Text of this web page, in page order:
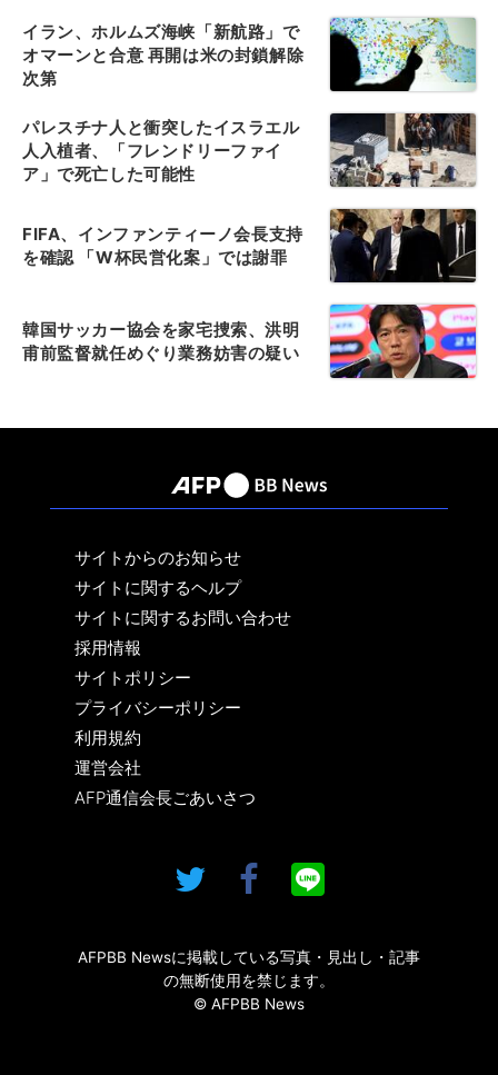
イラン、ホルムズ海峡「新航路」で
オマーンと合意 再開は米の封鎖解除
次第
パレスチナ人と衝突したイスラエル
人入植者、「フレンドリーファイ
ア」で死亡した可能性
FIFA、インファンティーノ会長支持
を確認 「W杯民営化案」では謝罪
韓国サッカー協会を家宅捜索、洪明
甫前監督就任めぐり業務妨害の疑い
サイトからのお知らせ
サイトに関するヘルプ
サイトに関するお問い合わせ
採用情報
サイトポリシー
プライバシーポリシー
利用規約
運営会社
AFP通信会長ごあいさつ
AFPBB Newsに掲載している写真・見出し・記事
の無断使用を禁じます。
© AFPBB News